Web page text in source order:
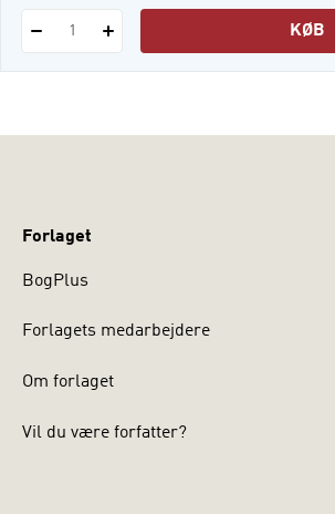
1 KØB
Forlaget
BogPlus
Forlagets medarbejdere
Om forlaget
Vil du være forfatter?